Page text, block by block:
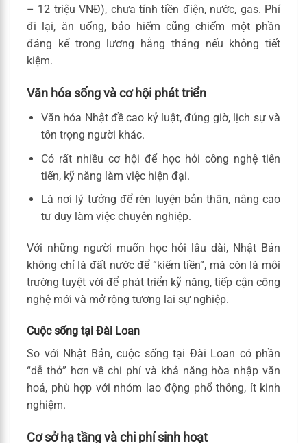
– 12 triệu VNĐ), chưa tính tiền điện, nước, gas. Phí
đi lại, ăn uống, bảo hiểm cũng chiếm một phần
đáng kể trong lương hằng tháng nếu không tiết
kiệm.
Văn hóa sống và cơ hội phát triển
Văn hóa Nhật đề cao kỷ luật, đúng giờ, lịch sự và
tôn trọng người khác.
Có rất nhiều cơ hội để học hỏi công nghệ tiên
tiến, kỹ năng làm việc hiện đại.
Là nơi lý tưởng để rèn luyện bản thân, nâng cao
tư duy làm việc chuyên nghiệp.
Với những người muốn học hỏi lâu dài, Nhật Bản
không chỉ là đất nước để “kiếm tiền”, mà còn là môi
trường tuyệt vời để phát triển kỹ năng, tiếp cận công
nghệ mới và mở rộng tương lai sự nghiệp.
Cuộc sống tại Đài Loan
So với Nhật Bản, cuộc sống tại Đài Loan có phần
“dễ thở” hơn về chi phí và khả năng hòa nhập văn
hoá, phù hợp với nhóm lao động phổ thông, ít kinh
nghiệm.
Cơ sở hạ tầng và chi phí sinh hoạt